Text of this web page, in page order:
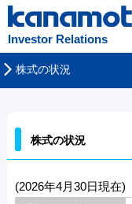
Investor Relations
株式の状況
株式の状況
(2026年4月30日現在)